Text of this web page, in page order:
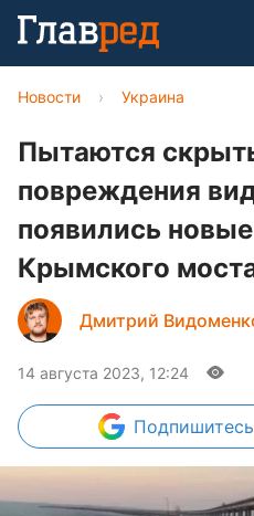
Новости › Украина
Пытаются
повреждения
появились
Крымского
Дмитрий
14 августа 2023, 12:24
Подпишитесь